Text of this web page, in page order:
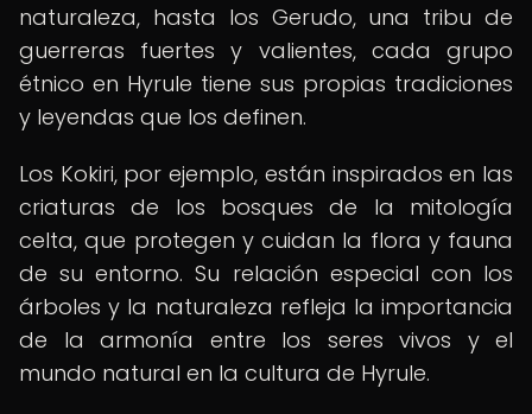
naturaleza, hasta los Gerudo, una tribu de
guerreras fuertes y valientes, cada grupo
étnico en Hyrule tiene sus propias tradiciones
y leyendas que los definen.
Los Kokiri, por ejemplo, están inspirados en las
criaturas de los bosques de la mitología
celta, que protegen y cuidan la flora y fauna
de su entorno. Su relación especial con los
árboles y la naturaleza refleja la importancia
de la armonía entre los seres vivos y el
mundo natural en la cultura de Hyrule.